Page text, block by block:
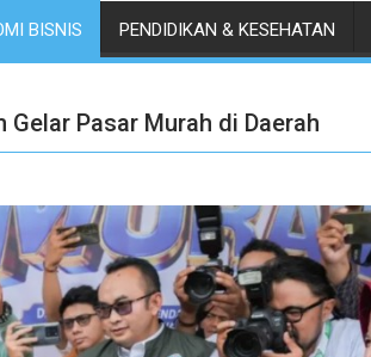
BISNIS PENDIDIKAN & KESEHATAN
Pasar Murah di Daerah